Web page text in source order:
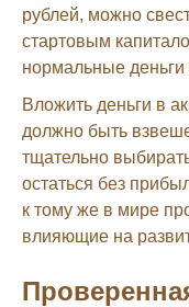
рублей, можно
стартовым
нормальные
Вложить деньги в
должно быть
тщательно
остаться без
к тому же в мире
влияющие на